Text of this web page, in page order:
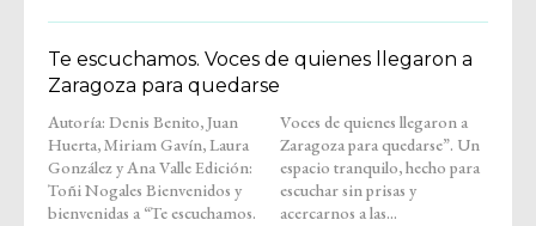
Te escuchamos. Voces de quienes llegaron a
Zaragoza para quedarse
Autoría: Denis Benito, Juan
Huerta, Miriam Gavín, Laura
González y Ana Valle Edición:
Toñi Nogales Bienvenidos y
bienvenidas a “Te escuchamos.
Voces de quienes llegaron a
Zaragoza para quedarse”. Un
espacio tranquilo, hecho para
escuchar sin prisas y
acercarnos a las...